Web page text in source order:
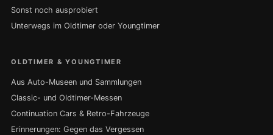
Sonst noch ausprobiert
Unterwegs im Oldtimer oder Youngtimer
OLDTIMER & YOUNGTIMER
Aus Auto-Museen und Sammlungen
Classic- und Oldtimer-Messen
Continuation Cars & Retro-Fahrzeuge
Erinnerungen: Gegen das Vergessen